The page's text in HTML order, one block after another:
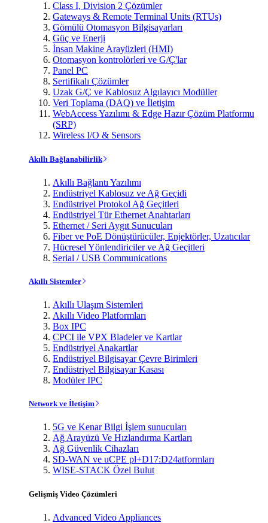
Class I, Division 2 Çözümler
Gateways & Remote Terminal Units (RTUs)
Gömülü Otomasyon Bilgisayarları
Güç ve Enerji
İnsan Makine Arayüzleri (HMI)
Otomasyon kontrolörleri ve G/Ç'lar
Panel PC
Sertifikalı Çözümler
Uzak G/Ç ve Kablosuz Algılayıcı Modüller
Veri Toplama (DAQ) ve İletişim
WebAccess Yazılımı & Edge Hazır Çözüm Platformu
(SRP)
Wireless I/O & Sensors
Akıllı Bağlanabilirlik
Akıllı Bağlantı Yazılımı
Endüstriyel Kablosuz ve Ağ Geçidi
Endüstriyel Protokol Ağ Geçitleri
Endüstriyel Tür Ethernet Anahtarları
Ethernet / Seri Aygıt Sunucuları
Fiber ve PoE Dönüştürücüler, Enjektörler, Uzatıcılar
Hücresel Yönlendiriciler ve Ağ Geçitleri
Serial / USB Communications
Akıllı Sistemler
Akıllı Ulaşım Sistemleri
Akıllı Video Platformları
Box IPC
CPCI ile VPX Bladeler ve Kartlar
Endüstriyel Anakartlar
Endüstriyel Bilgisayar Çevre Birimleri
Endüstriyel Bilgisayar Kasası
Modüler IPC
Network ve İletişim
5G ve Kenar Bilgi İşlem sunucuları
Ağ Arayüzü Ve Hızlandırma Kartları
Ağ Güvenlik Cihazları
SD-WAN ve uCPE pl+D17:D24atformları
WISE-STACK Özel Bulut
Gelişmiş Video Çözümleri
Advanced Video Appliances